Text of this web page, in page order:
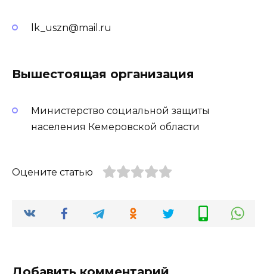
lk_uszn@mail.ru
Вышестоящая организация
Министерство социальной защиты
населения Кемеровской области
Оцените статью